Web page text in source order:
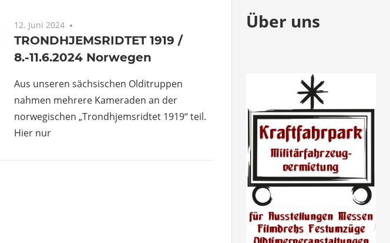
12. Juni 2024
TRONDHJEMSRIDTET 1919 /
8.-11.6.2024 Norwegen
Aus unseren sächsischen Olditruppen
nahmen mehrere Kameraden an der
norwegischen „Trondhjemsridtet 1919“ teil.
Hier nur
Über uns